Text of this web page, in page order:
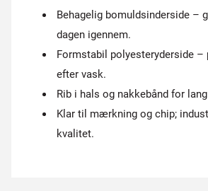
Behagelig bomuldsinderside –
dagen igennem.
Formstabil polyester­yderside
efter vask.
Rib i hals og nakkebånd for
Klar til mærkning og chip;
kvalitet.